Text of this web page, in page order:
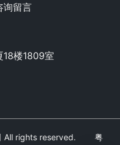
询留言
18楼1809室
All rights reserved. 粤